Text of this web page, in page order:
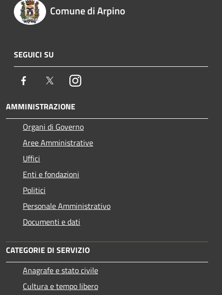
Comune di Arpino
SEGUICI SU
Facebook TwitterInstagram
AMMINISTRAZIONE
Organi di Governo
Aree Amministrative
Uffici
Enti e fondazioni
Politici
Personale Amministrativo
Documenti e dati
CATEGORIE DI SERVIZIO
Anagrafe e stato civile
Cultura e tempo libero